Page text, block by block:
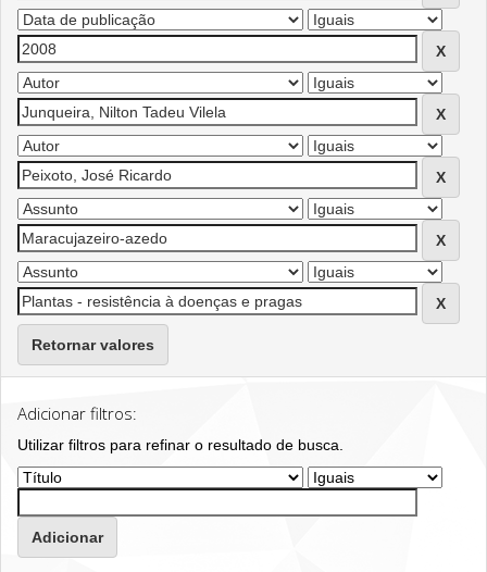
Retornar valores
Adicionar filtros:
Utilizar filtros para refinar o resultado de busca.